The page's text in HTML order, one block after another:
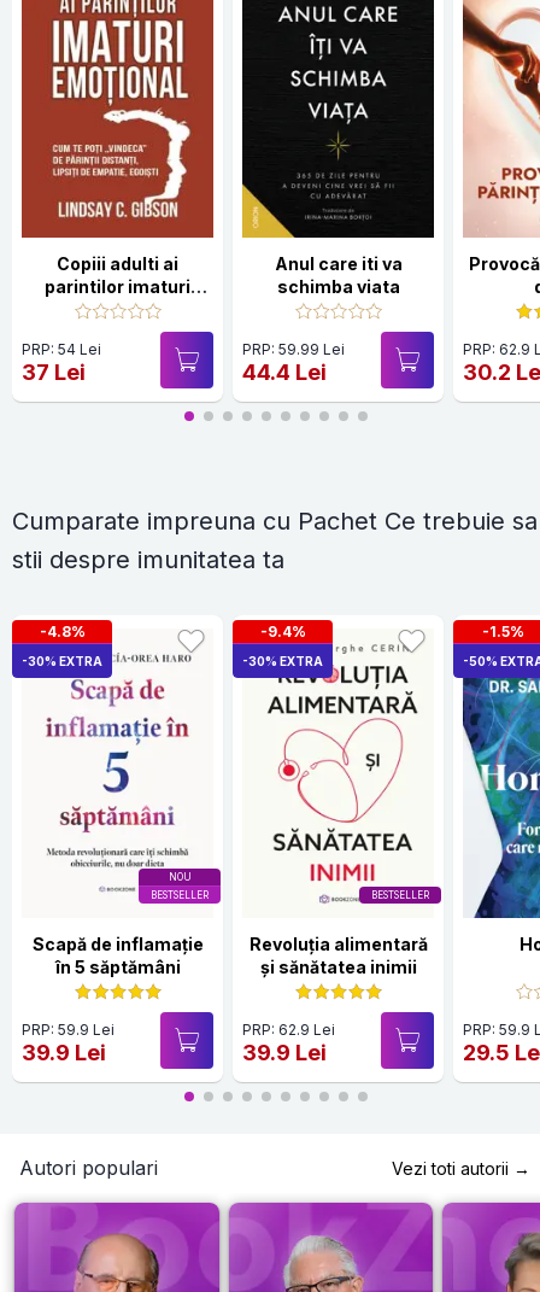
Copiii adulti ai
parintilor imaturi
emotional
PRP: 54 Lei
37 Lei
Anul care iti va
schimba viata
PRP: 59.99 Lei
44.4 Lei
PRP: 62.9
30.2
Cumparate impreuna cu Pachet Ce trebuie sa
stii despre imunitatea ta
NOU
BESTSELLER
-4.8%
-30% EXTRA
Scapă de inflamație
în 5 săptămâni
PRP: 59.9 Lei
39.9 Lei
BESTSELLER
-9.4%
-30% EXTRA
Revoluția alimentară
și sănătatea inimii
PRP: 62.9 Lei
39.9 Lei
-1.5%
-50%
PRP: 59.9
29.5
Autori populari Vezi toti autorii →